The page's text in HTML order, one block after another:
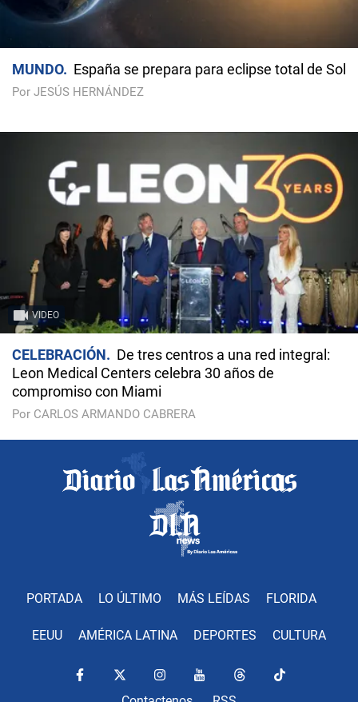
MUNDO España se prepara para eclipse total de Sol
Por JESÚS HERNÁNDEZ
VIDEO
CELEBRACIÓN
De tres centros a una red integral:
Leon Medical Centers celebra 30 años de
compromiso con Miami
Por CARLOS ARMANDO CABRERA
PORTADA LO ÚLTIMO MÁS LEÍDAS FLORIDA
EEUU AMÉRICA LATINA DEPORTES CULTURA